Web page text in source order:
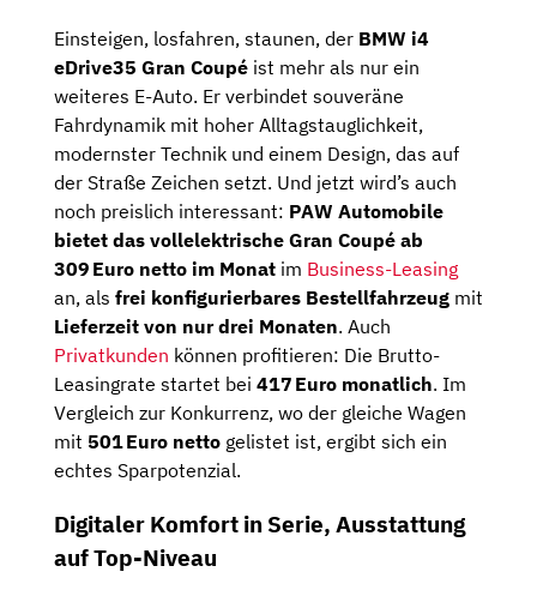
Einsteigen, losfahren, staunen, der BMW i4
eDrive35 Gran Coupé ist mehr als nur ein
weiteres E-Auto. Er verbindet souveräne
Fahrdynamik mit hoher Alltagstauglichkeit,
modernster Technik und einem Design, das auf
der Straße Zeichen setzt. Und jetzt wird’s auch
noch preislich interessant: PAW Automobile
bietet das vollelektrische Gran Coupé ab
309 Euro netto im Monat im Business-Leasing
an, als frei konfigurierbares Bestellfahrzeug mit
Lieferzeit von nur drei Monaten. Auch
Privatkunden können profitieren: Die Brutto-
Leasingrate startet bei 417 Euro monatlich. Im
Vergleich zur Konkurrenz, wo der gleiche Wagen
mit 501 Euro netto gelistet ist, ergibt sich ein
echtes Sparpotenzial.
Digitaler Komfort in Serie, Ausstattung
auf Top-Niveau